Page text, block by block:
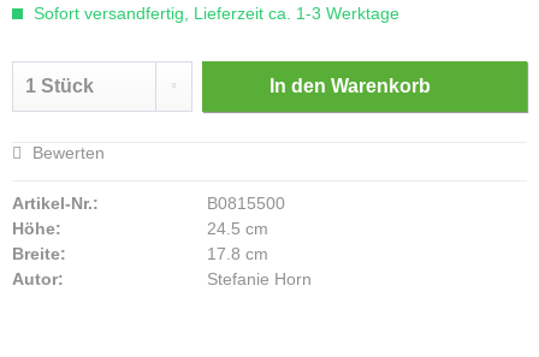
Sofort versandfertig, Lieferzeit ca. 1-3 Werktage
In den Warenkorb
Bewerten
Artikel-Nr.:
B0815500
Höhe:
24.5 cm
Breite:
17.8 cm
Autor:
Stefanie Horn